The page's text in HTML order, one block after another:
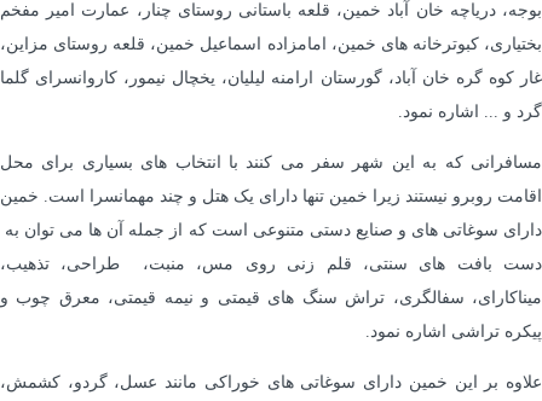
بوجه، دریاچه خان آباد خمین، قلعه باستانی روستای چنار، عمارت امیر مفخم
بختیاری، کبوترخانه های خمین، امامزاده اسماعیل خمین، قلعه روستای مزاین،
غار کوه گره خان آباد، گورستان ارامنه لیلیان، یخچال نیمور، کاروانسرای گلما
گرد و ... اشاره نمود.
مسافرانی که به این شهر سفر می کنند با انتخاب های بسیاری برای محل
اقامت روبرو نیستند زیرا خمین تنها دارای یک هتل و چند مهمانسرا است. خمین
دارای سوغاتی های و صنایع دستی متنوعی است که از جمله آن ها می توان به
دست بافت های سنتی، قلم زنی روی مس، منبت، طراحی، تذهیب،
میناکارای، سفالگری، تراش سنگ های قیمتی و نیمه قیمتی، معرق چوب و
پیکره تراشی اشاره نمود.
علاوه بر این خمین دارای سوغاتی های خوراکی مانند عسل، گردو، کشمش،